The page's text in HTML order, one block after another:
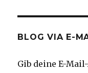
BLOG VIA E-
Gib deine E-